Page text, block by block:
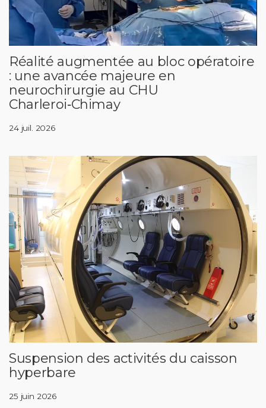
Réalité augmentée au bloc opératoire
: une avancée majeure en
neurochirurgie au CHU
Charleroi‑Chimay
24 juil. 2026
Suspension des activités du caisson
hyperbare
25 juin 2026